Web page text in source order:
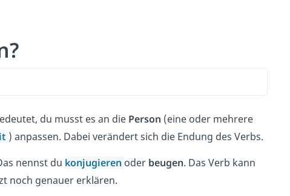
du musst es an die Person (eine oder mehrere
) anpassen. Dabei verändert sich die Endung des Verbs.
nennst du konjugieren oder beugen. Das Verb kann
noch genauer erklären.